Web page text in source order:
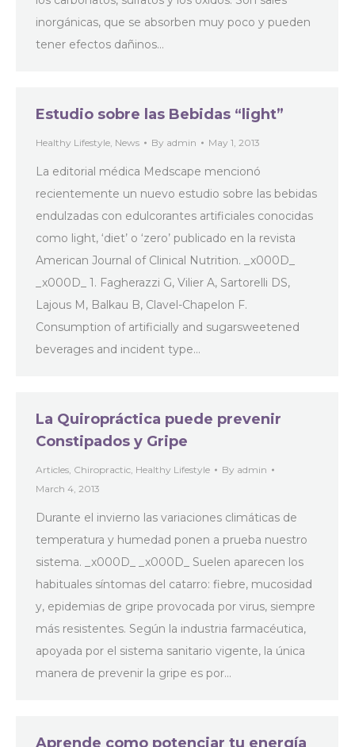
inorgánicas, que se absorben muy poco y pueden
tener efectos dañinos…
Estudio sobre las Bebidas “light”
Healthy Lifestyle, News By admin May 1, 2013
La editorial médica Medscape mencionó
recientemente un nuevo estudio sobre las bebidas
endulzadas con edulcorantes artificiales conocidas
como light, ‘diet’ o ‘zero’ publicado en la revista
American Journal of Clinical Nutrition. _x000D_
_x000D_ 1. Fagherazzi G, Vilier A, Sartorelli DS,
Lajous M, Balkau B, Clavel-Chapelon F.
Consumption of artificially and sugarsweetened
beverages and incident type…
La Quiropráctica puede prevenir
Constipados y Gripe
Articles, Chiropractic, Healthy Lifestyle By admin
March 4, 2013
Durante el invierno las variaciones climáticas de
temperatura y humedad ponen a prueba nuestro
sistema. _x000D_ _x000D_ Suelen aparecen los
habituales síntomas del catarro: fiebre, mucosidad
y, epidemias de gripe provocada por virus, siempre
más resistentes. Según la industria farmacéutica,
apoyada por el sistema sanitario vigente, la única
manera de prevenir la gripe es por…
Aprende como potenciar tu energía